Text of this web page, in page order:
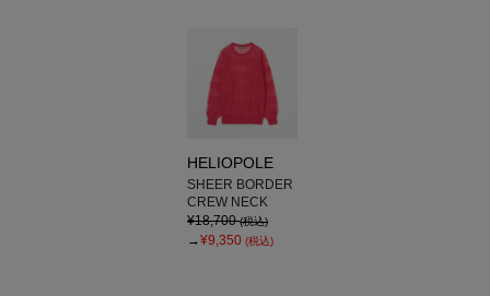
HELIOPOLE
SHEER BORDER
CREW NECK
¥18,700(税込)
→¥9,350(税込)